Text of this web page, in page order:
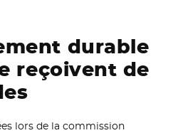
durable
reçoivent de
lors de la commission